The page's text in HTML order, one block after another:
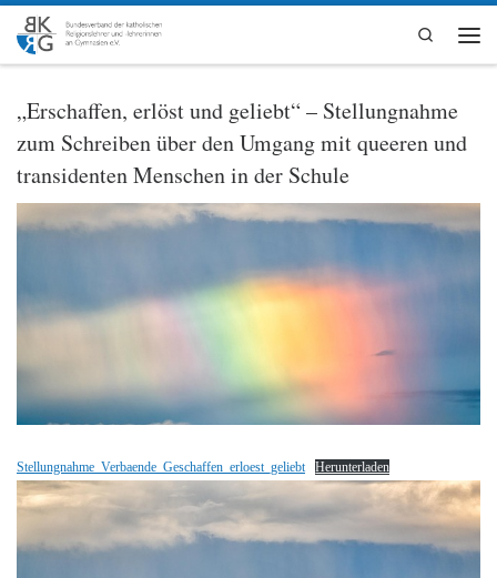
Zum Inhalt springen
Search
„Erschaffen, erlöst und geliebt“ – Stellungnahme
zum Schreiben über den Umgang mit queeren und
transidenten Menschen in der Schule
Stellungnahme_Verbaende_Geschaffen_erloest_geliebt Herunterladen